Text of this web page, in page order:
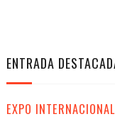
ENTRADA
EXPO